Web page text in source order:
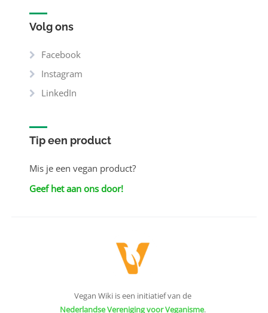
Volg ons
Facebook
Instagram
LinkedIn
Tip een product
Mis je een vegan product?
Geef het aan ons door!
Vegan Wiki is een initiatief van de
Nederlandse Vereniging voor Veganisme.